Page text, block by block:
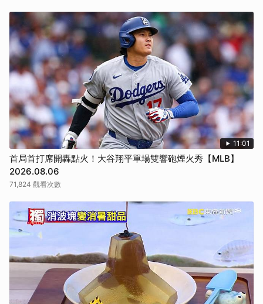
11:01
首局首打席開轟點火！大谷翔平單場雙響砲煙火秀【MLB】
2026.08.06
71,824 觀看次數